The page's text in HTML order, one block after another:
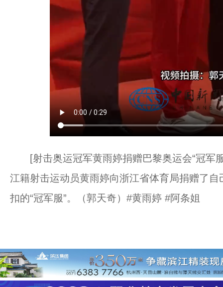
[射击奥运冠军黄雨婷捐赠巴黎奥运会“冠军
江籍射击运动员黄雨婷向浙江省体育局捐赠了
扣的“冠军服”。（郭天奇）#黄雨婷 #阿条姐